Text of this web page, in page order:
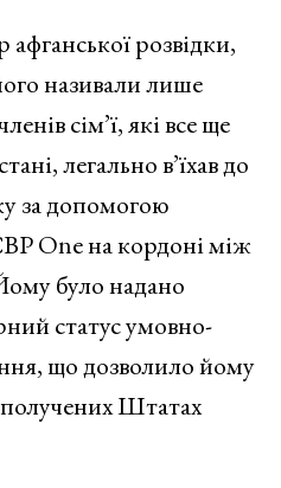
розвідки,
називали лише
сім’ї, які все ще
легально в’їхав до
за допомогою
One на кордоні між
було надано
статус умовно-
що дозволило йому
Штатах